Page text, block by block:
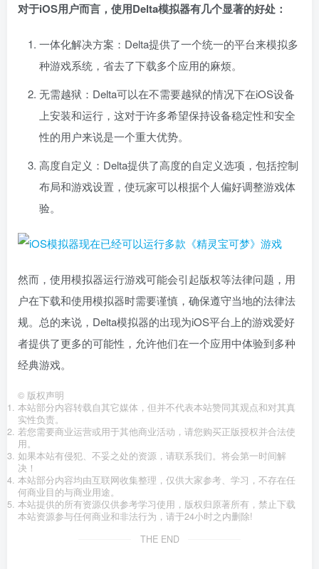
对于iOS用户而言，使用Delta模拟器有几个显著的好处：
一体化解决方案：Delta提供了一个统一的平台来模拟多
种游戏系统，省去了下载多个应用的麻烦。
无需越狱：Delta可以在不需要越狱的情况下在iOS设备
上安装和运行，这对于许多希望保持设备稳定性和安全
性的用户来说是一个重大优势。
高度自定义：Delta提供了高度的自定义选项，包括控制
布局和游戏设置，使玩家可以根据个人偏好调整游戏体
验。
然而，使用模拟器运行游戏可能会引起版权等法律问题，用
户在下载和使用模拟器时需要谨慎，确保遵守当地的法律法
规。总的来说，Delta模拟器的出现为iOS平台上的游戏爱好
者提供了更多的可能性，允许他们在一个应用中体验到多种
经典游戏。
© 版权声明
本站部分内容转载自其它媒体，但并不代表本站赞同其观点和对其真
实性负责。
若您需要商业运营或用于其他商业活动，请您购买正版授权并合法使
用。
如果本站有侵犯、不妥之处的资源，请联系我们。将会第一时间解
决！
本站部分内容均由互联网收集整理，仅供大家参考、学习，不存在任
何商业目的与商业用途。
本站提供的所有资源仅供参考学习使用，版权归原著所有，禁止下载
本站资源参与任何商业和非法行为，请于24小时之内删除!
THE END